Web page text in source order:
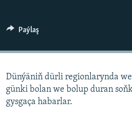
Paýlaş
Dünýäniň dürli regionlarynda
günki bolan we bolup duran
gysgaça habarlar.